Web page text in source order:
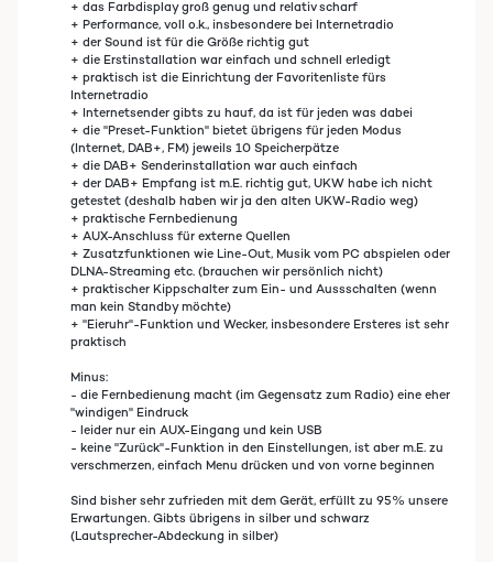
+ das Farbdisplay groß genug und relativ scharf
+ Performance, voll o.k., insbesondere bei Internetradio
+ der Sound ist für die Größe richtig gut
+ die Erstinstallation war einfach und schnell erledigt
+ praktisch ist die Einrichtung der Favoritenliste fürs
Internetradio
+ Internetsender gibts zu hauf, da ist für jeden was dabei
+ die "Preset-Funktion" bietet übrigens für jeden Modus
(Internet, DAB+, FM) jeweils 10 Speicherpätze
+ die DAB+ Senderinstallation war auch einfach
+ der DAB+ Empfang ist m.E. richtig gut, UKW habe ich nicht
getestet (deshalb haben wir ja den alten UKW-Radio weg)
+ praktische Fernbedienung
+ AUX-Anschluss für externe Quellen
+ Zusatzfunktionen wie Line-Out, Musik vom PC abspielen oder
DLNA-Streaming etc. (brauchen wir persönlich nicht)
+ praktischer Kippschalter zum Ein- und Aussschalten (wenn
man kein Standby möchte)
+ "Eieruhr"-Funktion und Wecker, insbesondere Ersteres ist sehr
praktisch
Minus:
- die Fernbedienung macht (im Gegensatz zum Radio) eine eher
"windigen" Eindruck
- leider nur ein AUX-Eingang und kein USB
- keine "Zurück"-Funktion in den Einstellungen, ist aber m.E. zu
verschmerzen, einfach Menu drücken und von vorne beginnen
Sind bisher sehr zufrieden mit dem Gerät, erfüllt zu 95% unsere
Erwartungen. Gibts übrigens in silber und schwarz
(Lautsprecher-Abdeckung in silber)